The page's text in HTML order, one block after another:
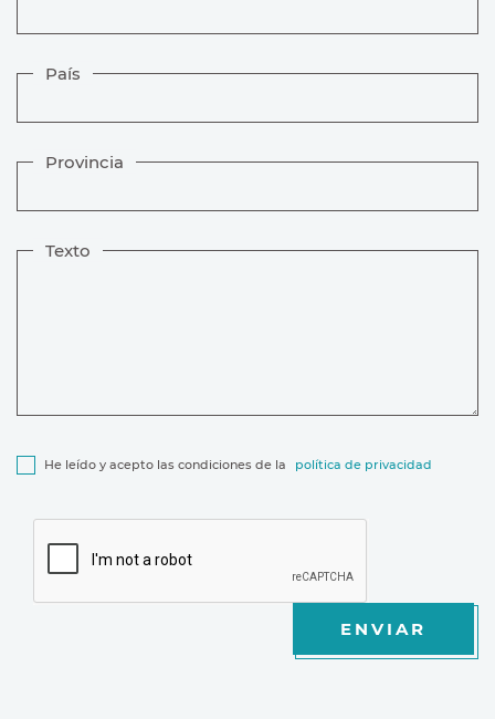
País
Provincia
Texto
He leído y acepto las condiciones de la política de privacidad
ENVIAR